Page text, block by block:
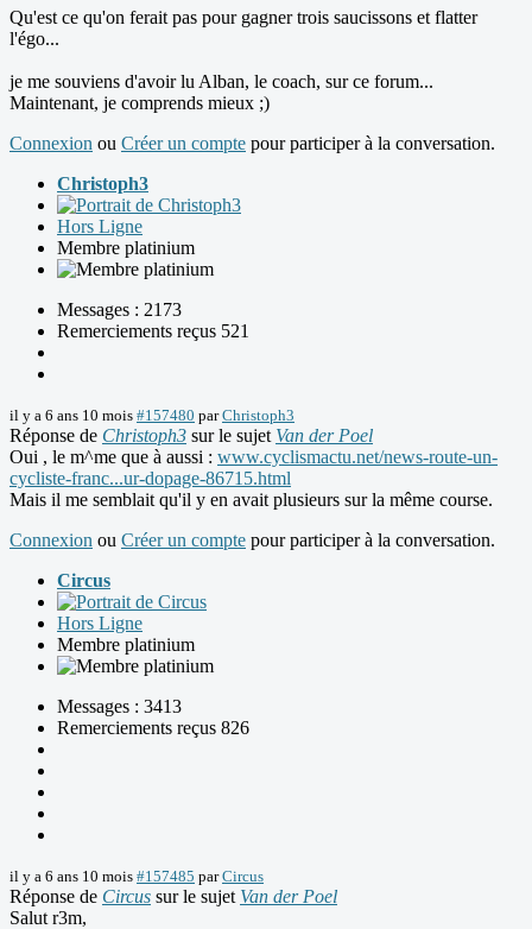
Qu'est ce qu'on ferait pas pour gagner trois saucissons et flatter
l'égo...
je me souviens d'avoir lu Alban, le coach, sur ce forum...
Maintenant, je comprends mieux ;)
Connexion ou Créer un compte pour participer à la conversation.
Christoph3
Hors Ligne
Membre platinium
Messages : 2173
Remerciements reçus 521
il y a 6 ans 10 mois #157480 parChristoph3
Réponse de Christoph3 sur le sujet Van der Poel
Oui , le m^me que à aussi : www.cyclismactu.net/news-route-un-
cycliste-franc...ur-dopage-86715.html
Mais il me semblait qu'il y en avait plusieurs sur la même course.
Connexion ou Créer un compte pour participer à la conversation.
Circus
Hors Ligne
Membre platinium
Messages : 3413
Remerciements reçus 826
il y a 6 ans 10 mois #157485 parCircus
Réponse de Circus sur le sujet Van der Poel
Salut r3m,